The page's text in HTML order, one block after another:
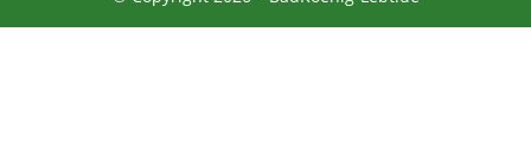
Anther Theme vonDesignOrbital⋅Powered byWordPress